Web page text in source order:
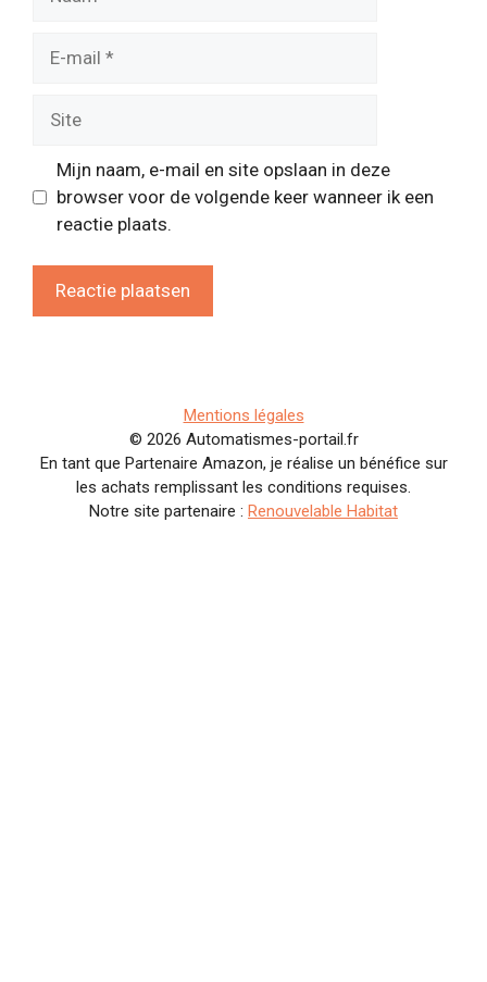
mail
Mijn naam, e-mail en site opslaan in deze
browser voor de volgende keer wanneer ik een
reactie plaats.
Mentions légales
© 2026 Automatismes-portail.fr
En tant que Partenaire Amazon, je réalise un bénéfice sur
les achats remplissant les conditions requises.
Notre site partenaire : Renouvelable Habitat